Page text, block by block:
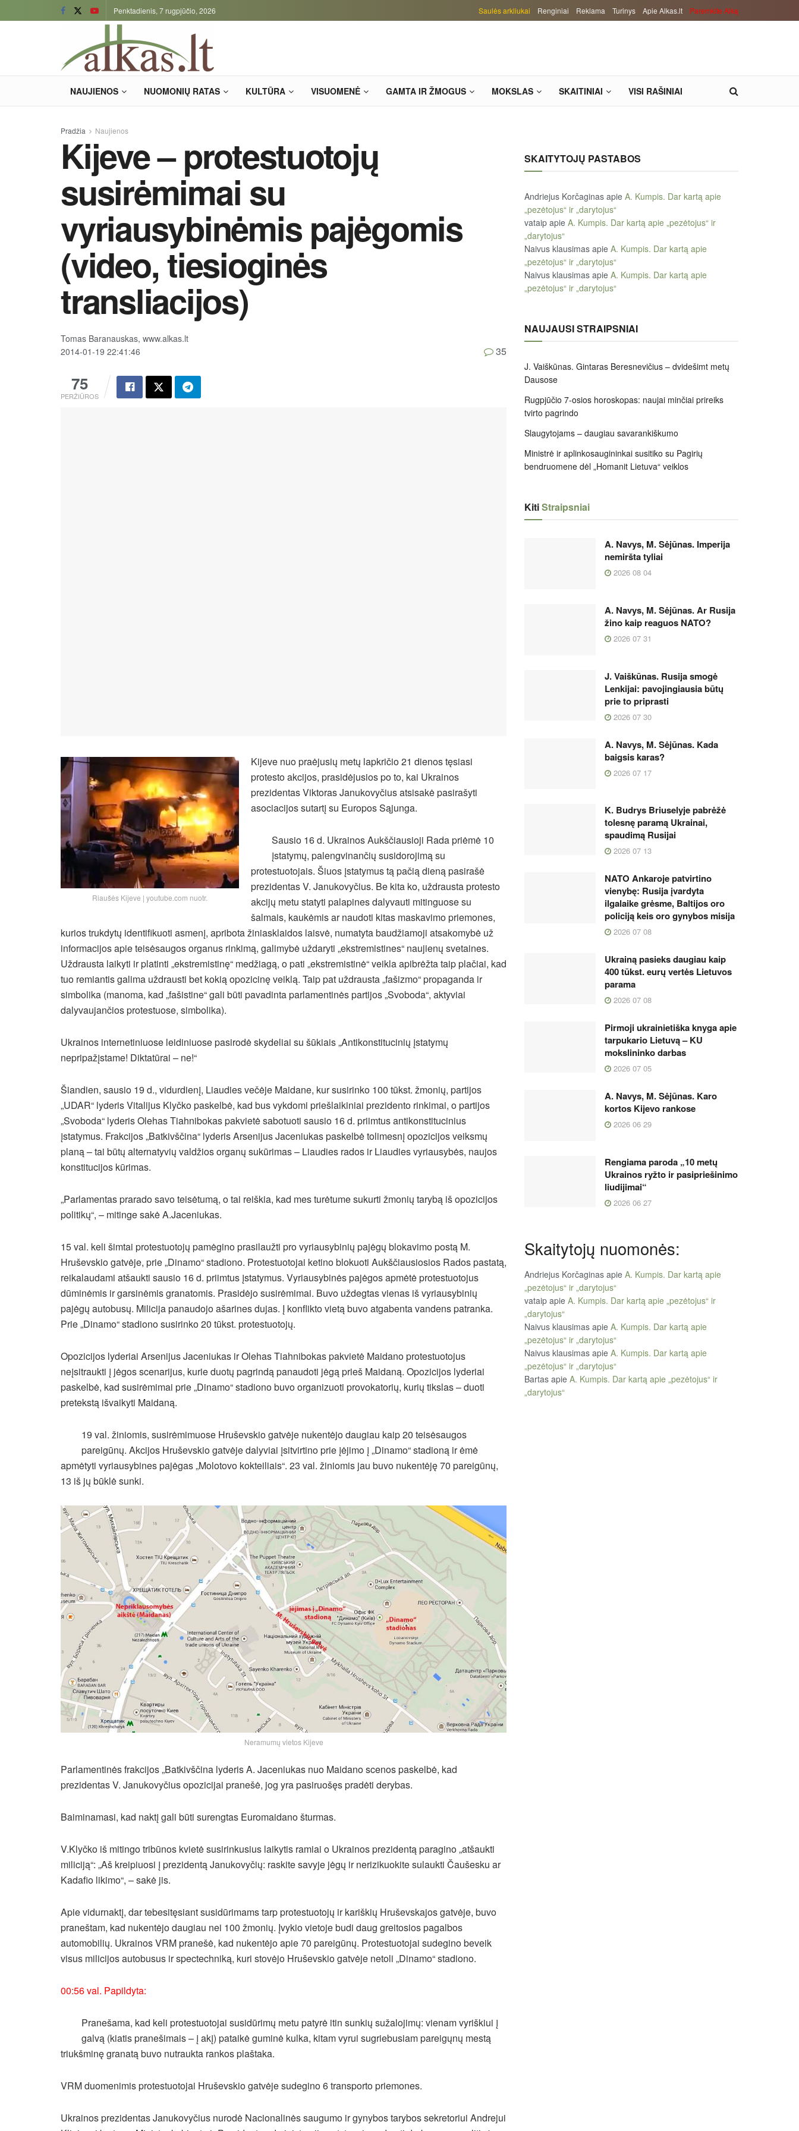
Penktadienis, 7 rugpjūčio, 2026 Saulės arkliukai Renginiai Reklama Turinys Apie Alkas.lt Paremkite Alką
NAUJIENOS NUOMONIŲ RATAS KULTŪRA VISUOMENĖ GAMTA IR ŽMOGUS MOKSLAS SKAITINIAI VISI RAŠINIAI
Pradžia Naujienos
Kijeve – protestuotojų
susirėmimai su
vyriausybinėmis pajėgomis
(video, tiesioginės
transliacijos)
Tomas Baranauskas, www.alkas.lt
2014-01-19 22:41:46
75
PERŽIŪROS
35
Riaušės Kijeve | youtube.com nuotr.
Kijeve nuo praėjusių metų lapkričio 21 dienos tęsiasi
protesto akcijos, prasidėjusios po to, kai Ukrainos
prezidentas Viktoras Janukovyčius atsisakė pasirašyti
asociacijos sutartį su Europos Sąjunga.
Sausio 16 d. Ukrainos Aukščiausioji Rada priėmė 10
įstatymų, palengvinančių susidorojimą su
protestuotojais. Šiuos įstatymus tą pačią dieną pasirašė
prezidentas V. Janukovyčius. Be kita ko, uždrausta protesto
akcijų metu statyti palapines dalyvauti mitinguose su
šalmais, kaukėmis ar naudoti kitas maskavimo priemones,
kurios trukdytų identifikuoti asmenį, apribota žiniasklaidos laisvė, numatyta baudžiamoji atsakomybė už
informacijos apie teisėsaugos organus rinkimą, galimybė uždaryti „ekstremistines“ naujienų svetaines.
Uždrausta laikyti ir platinti „ekstremistinę“ medžiagą, o pati „ekstremistinė“ veikla apibrėžta taip plačiai, kad
tuo remiantis galima uždrausti bet kokią opozicinę veiklą. Taip pat uždrausta „fašizmo“ propaganda ir
simbolika (manoma, kad „fašistine“ gali būti pavadinta parlamentinės partijos „Svoboda“, aktyviai
dalyvaujančios protestuose, simbolika).
Ukrainos internetiniuose leidiniuose pasirodė skydeliai su šūkiais „Antikonstitucinių įstatymų
nepripažįstame! Diktatūrai – ne!“
Šiandien, sausio 19 d., vidurdienį, Liaudies večėje Maidane, kur susirinko 100 tūkst. žmonių, partijos
„UDAR“ lyderis Vitalijus Klyčko paskelbė, kad bus vykdomi priešlaikiniai prezidento rinkimai, o partijos
„Svoboda“ lyderis Olehas Tiahnibokas pakvietė sabotuoti sausio 16 d. priimtus antikonstitucinius
įstatymus. Frakcijos „Batkivščina“ lyderis Arsenijus Jaceniukas paskelbė tolimesnį opozicijos veiksmų
planą – tai būtų alternatyvių valdžios organų sukūrimas – Liaudies rados ir Liaudies vyriausybės, naujos
konstitucijos kūrimas.
„Parlamentas prarado savo teisėtumą, o tai reiškia, kad mes turėtume sukurti žmonių tarybą iš opozicijos
politikų“, – mitinge sakė A.Jaceniukas.
15 val. keli šimtai protestuotojų pamėgino prasilaužti pro vyriausybinių pajėgų blokavimo postą M.
Hruševskio gatvėje, prie „Dinamo“ stadiono. Protestuotojai ketino blokuoti Aukščiausiosios Rados pastatą,
reikalaudami atšaukti sausio 16 d. priimtus įstatymus. Vyriausybinės pajėgos apmėtė protestuotojus
dūminėmis ir garsinėmis granatomis. Prasidėjo susirėmimai. Buvo uždegtas vienas iš vyriausybinių
pajėgų autobusų. Milicija panaudojo ašarines dujas. Į konflikto vietą buvo atgabenta vandens patranka.
Prie „Dinamo“ stadiono susirinko 20 tūkst. protestuotojų.
Opozicijos lyderiai Arsenijus Jaceniukas ir Olehas Tiahnibokas pakvietė Maidano protestuotojus
neįsitraukti į jėgos scenarijus, kurie duotų pagrindą panaudoti jėgą prieš Maidaną. Opozicijos lyderiai
paskelbė, kad susirėmimai prie „Dinamo“ stadiono buvo organizuoti provokatorių, kurių tikslas – duoti
pretekstą išvaikyti Maidaną.
19 val. žiniomis, susirėmimuose Hruševskio gatvėje nukentėjo daugiau kaip 20 teisėsaugos
pareigūnų. Akcijos Hruševskio gatvėje dalyviai įsitvirtino prie įėjimo į „Dinamo“ stadioną ir ėmė
apmėtyti vyriausybines pajėgas „Molotovo kokteiliais“. 23 val. žiniomis jau buvo nukentėję 70 pareigūnų,
13 iš jų būklė sunki.
Neramumų vietos Kijeve
Parlamentinės frakcijos „Batkivščina lyderis A. Jaceniukas nuo Maidano scenos paskelbė, kad
prezidentas V. Janukovyčius opozicijai pranešė, jog yra pasiruošęs pradėti derybas.
Baiminamasi, kad naktį gali būti surengtas Euromaidano šturmas.
V.Klyčko iš mitingo tribūnos kvietė susirinkusius laikytis ramiai o Ukrainos prezidentą paragino „atšaukti
miliciją“: „Aš kreipiuosi į prezidentą Janukovyčių: raskite savyje jėgų ir nerizikuokite sulaukti Čaušesku ar
Kadafio likimo“, – sakė jis.
Apie vidurnaktį, dar tebesitęsiant susidūrimams tarp protestuotojų ir kariškių Hruševskajos gatvėje, buvo
praneštam, kad nukentėjo daugiau nei 100 žmonių. Įvykio vietoje budi daug greitosios pagalbos
automobilių. Ukrainos VRM pranešė, kad nukentėjo apie 70 pareigūnų. Protestuotojai sudegino beveik
visus milicijos autobusus ir spectechniką, kuri stovėjo Hruševskio gatvėje netoli „Dinamo“ stadiono.
00:56 val. Papildyta:
Pranešama, kad keli protestuotojai susidūrimų metu patyrė itin sunkių sužalojimų: vienam vyriškiui į
galvą (kiatis pranešimais – į akį) pataikė guminė kulka, kitam vyrui sugriebusiam pareigųnų mestą
triukšminę granatą buvo nutraukta rankos plaštaka.
VRM duomenimis protestuotojai Hruševskio gatvėje sudegino 6 transporto priemones.
Ukrainos prezidentas Janukovyčius nurodė Nacionalinės saugumo ir gynybos tarybos sekretoriui Andrejui
SKAITYTOJŲ PASTABOS
Andriejus Korčaginas apie A. Kumpis. Dar kartą apie
„pezėtojus“ ir „darytojus“
vataip apie A. Kumpis. Dar kartą apie „pezėtojus“ ir
„darytojus“
Naivus klausimas apie A. Kumpis. Dar kartą apie
„pezėtojus“ ir „darytojus“
Naivus klausimas apie A. Kumpis. Dar kartą apie
„pezėtojus“ ir „darytojus“
NAUJAUSI STRAIPSNIAI
J. Vaiškūnas. Gintaras Beresnevičius – dvidešimt metų
Dausose
Rugpjūčio 7-osios horoskopas: naujai minčiai prireiks
tvirto pagrindo
Slaugytojams – daugiau savarankiškumo
Ministrė ir aplinkosaugininkai susitiko su Pagirių
bendruomene dėl „Homanit Lietuva“ veiklos
KitiStraipsniai
A. Navys, M. Sėjūnas. Imperija
nemiršta tyliai
2026 08 04
A. Navys, M. Sėjūnas. Ar Rusija
žino kaip reaguos NATO?
2026 07 31
J. Vaiškūnas. Rusija smogė
Lenkijai: pavojingiausia būtų
prie to priprasti
2026 07 30
A. Navys, M. Sėjūnas. Kada
baigsis karas?
2026 07 17
K. Budrys Briuselyje pabrėžė
tolesnę paramą Ukrainai,
spaudimą Rusijai
2026 07 13
NATO Ankaroje patvirtino
vienybę: Rusija įvardyta
ilgalaike grėsme, Baltijos oro
policiją keis oro gynybos misija
2026 07 08
Ukrainą pasieks daugiau kaip
400 tūkst. eurų vertės Lietuvos
parama
2026 07 08
Pirmoji ukrainietiška knyga apie
tarpukario Lietuvą – KU
mokslininko darbas
2026 07 05
A. Navys, M. Sėjūnas. Karo
kortos Kijevo rankose
2026 06 29
Rengiama paroda „10 metų
Ukrainos ryžto ir pasipriešinimo
liudijimai“
2026 06 27
Skaitytojų nuomonės:
Andriejus Korčaginas apie A. Kumpis. Dar kartą apie
„pezėtojus“ ir „darytojus“
vataip apie A. Kumpis. Dar kartą apie „pezėtojus“ ir
„darytojus“
Naivus klausimas apie A. Kumpis. Dar kartą apie
„pezėtojus“ ir „darytojus“
Naivus klausimas apie A. Kumpis. Dar kartą apie
„pezėtojus“ ir „darytojus“
Bartas apie A. Kumpis. Dar kartą apie „pezėtojus“ ir
„darytojus“